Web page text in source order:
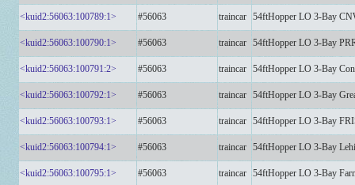
<kuid2:56063:100789:1> #56063 traincar 54ftHopper LO 3-Bay
<kuid2:56063:100790:1> #56063 traincar 54ftHopper LO 3-Bay
<kuid2:56063:100791:2> #56063 traincar 54ftHopper LO 3-Bay
<kuid2:56063:100792:1> #56063 traincar 54ftHopper LO 3-Bay
<kuid2:56063:100793:1> #56063 traincar 54ftHopper LO 3-Bay
<kuid2:56063:100794:1> #56063 traincar 54ftHopper LO 3-Bay
<kuid2:56063:100795:1> #56063 traincar 54ftHopper LO 3-Bay